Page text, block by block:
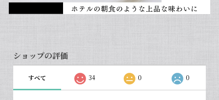
ショップの評価
すべて 34 0 0